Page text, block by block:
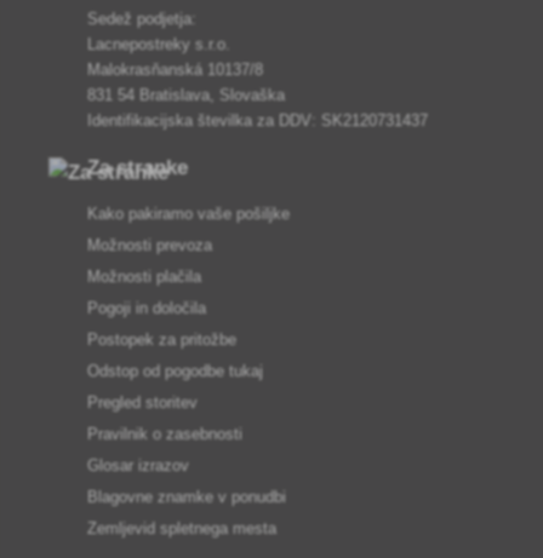
Sedež podjetja:
Lacnepostreky s.r.o.
Malokrasňanská 10137/8
831 54 Bratislava, Slovaška
Identifikacijska številka za DDV: SK2120731437
Za stranke
Kako pakiramo vaše pošiljke
Možnosti prevoza
Možnosti plačila
Pogoji in določila
Postopek za pritožbe
Odstop od pogodbe tukaj
Pregled storitev
Pravilnik o zasebnosti
Glosar izrazov
Blagovne znamke v ponudbi
Zemljevid spletnega mesta